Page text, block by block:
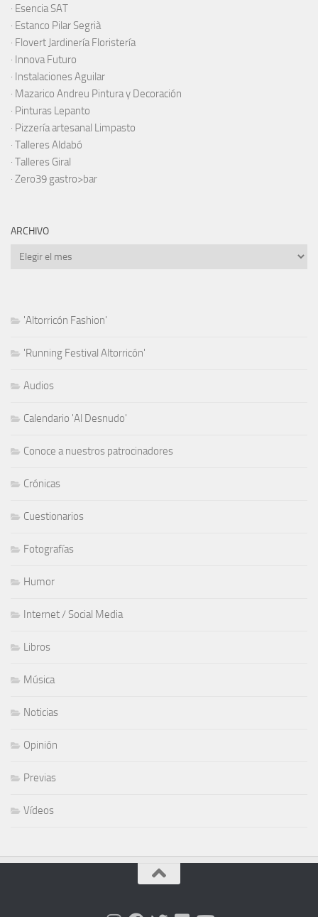
· Esencia SAT
· Estanco Pilar Segrià
· Flovert Jardinería Floristería
· Innova Futuro
· Instalaciones Aguilar
· Mazarico Andreu Pintura y Decoración
· Pinturas Lepanto
· Pizzería artesanal Limpasto
· Talleres Aldabó
· Talleres Giral
· Zero39 gastro>bar
ARCHIVO
Archivo
'Altorricón Fashion'
'Running Festival Altorricón'
Audios
Calendario 'Al Desnudo'
Conoce a nuestros patrocinadores
Crónicas
Cuestionarios
Fotografías
Humor
Internet / Social Media
Libros
Música
Noticias
Opinión
Previas
Vídeos